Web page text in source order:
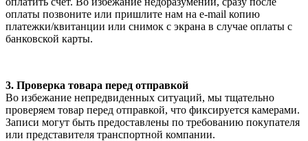
оплаты позвоните или пришлите нам на e-mail копию
платежки/квитанции или снимок с экрана в случае оплаты с
банковской карты.
3. Проверка товара перед отправкой
Во избежание непредвиденных ситуаций, мы тщательно
проверяем товар перед отправкой, что фиксируется камерами.
Записи могут быть предоставлены по требованию покупателя
или представителя транспортной компании.